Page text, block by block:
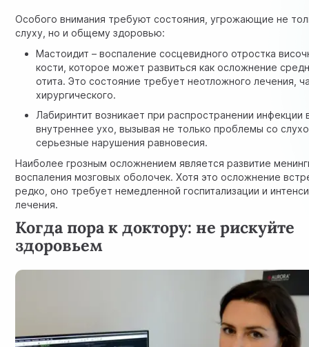
Особого внимания требуют состояния, угрожающие не
слуху, но и общему здоровью:
Мастоидит – воспаление сосцевидного отростка
кости, которое может развиться как осложнение
отита. Это состояние требует неотложного лечения,
хирургического.
Лабиринтит возникает при распространении инфекции
внутреннее ухо, вызывая не только проблемы со
серьезные нарушения равновесия.
Наиболее грозным осложнением является развитие
воспаления мозговых оболочек. Хотя это осложнение
редко, оно требует немедленной госпитализации и
лечения.
Когда пора к доктору: не рискуйте
здоровьем